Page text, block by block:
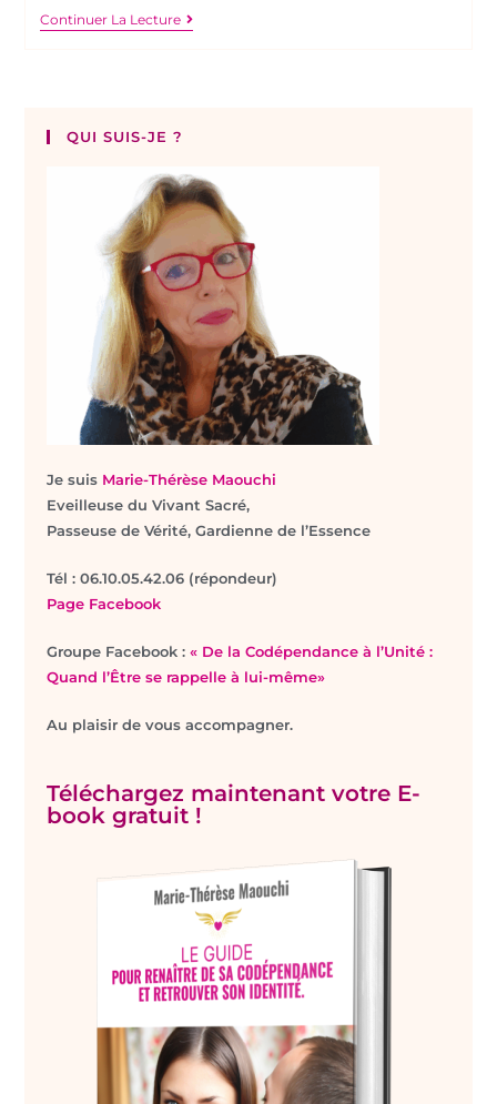
Continuer La Lecture
QUI SUIS-JE ?
Je suis Marie-Thérèse Maouchi
Eveilleuse du Vivant Sacré,
Passeuse de Vérité, Gardienne de l’Essence
Tél : 06.10.05.42.06 (répondeur)
Page Facebook
Groupe Facebook :« De la Codépendance à l’Unité :
Quand l’Être se rappelle à lui-même»
Au plaisir de vous accompagner.
Téléchargez maintenant votre E-
book gratuit !